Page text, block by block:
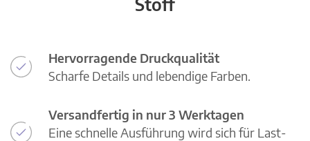
Hervorragende Druckqualität
Scharfe Details und lebendige Farben.
Versandfertig in nur 3 Werktagen
Eine schnelle Ausführung wird sich für Last-